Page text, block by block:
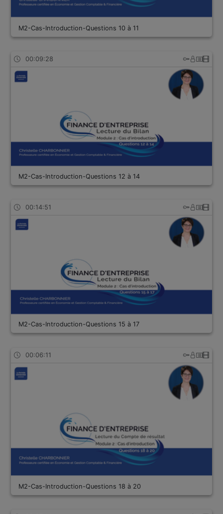
M2-Cas-Introduction-Questions 10 à 11
00:09:28
M2-Cas-Introduction-Questions 12 à 14
00:14:51
M2-Cas-Introduction-Questions 15 à 17
00:06:11
M2-Cas-Introduction-Questions 18 à 20